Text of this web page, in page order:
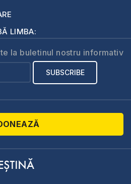
LIMBA:
la buletinul nostru informativ